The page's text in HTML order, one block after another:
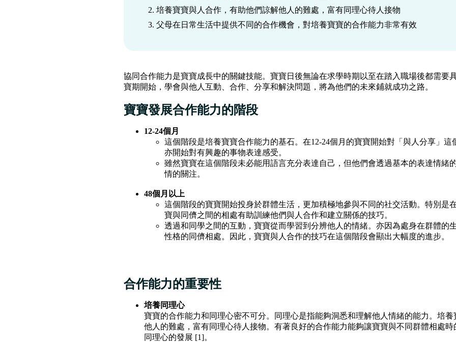
培養寶寶與人合作，有助他們諒解他人的難處，富有同理心待人接物
父母在日常生活中提供不同的合作機會，對培養寶寶的合作能力非常有效
協同合作能力是寶寶成長中的關鍵技能。寶寶日後無論在求學時期以至在踏入職場後都需要
寶期開始，學會與他人互動、合作、分享和解決問題，將為他們的未來鋪就成功之路。
寶寶發展合作能力的階段
12-24個月
這個階段是培養寶寶合作能力的基石。在12-24個月的寶寶開始對「與人分享」
亦開始對有興趣的事物表達感受。
雖然寶寶在這個階段未必能用語言充分表達自己，但他們會透過基本的表達情緒
情的關注。
48個月以上
這個階段的寶寶開始投身於群體生活，更加積極地參與不同的社交活動。特別是
寶與同儕之間的相處有助訓練他們與人合作和建立關係的技巧。
透過和同學之間的互動，寶寶從而學習到分辨他人的情緒。亦因為處身在群體的
性格的同儕相處。因此，寶寶與人合作的技巧在這個階段會顯出大幅度的進步。
合作能力的重要性
培養同理心
寶寶的合作能力和同理心密不可分。同理心是指能夠洞悉和理解他人情緒的能力。培
他人的難處，富有同理心待人接物。有著良好的合作能力能夠讓寶寶與不同群體相處
同理心的發展 [1]。